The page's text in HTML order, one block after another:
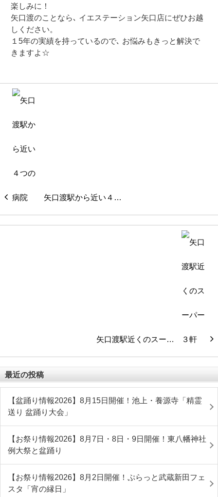
楽しみに！
矢口渡のことなら､ イエステーション矢口店にぜひお越
しください。
１5年の実績を持っているので､ お悩みもきっと解決で
きます︎︎よ☆
矢口渡駅から近い４…
矢口渡駅近くのスー…
最近の投稿
【盆踊り情報2026】8月15日開催！池上・養源寺「精霊
送り 盆踊り大会」
【お祭り情報2026】8月7日・8日・9日開催！東八幡神社
例大祭と盆踊り
【お祭り情報2026】8月2日開催！ぷらっと武蔵新田フェ
スタ「宵の縁日」